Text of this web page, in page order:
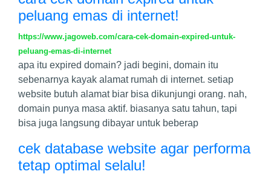
peluang emas di internet!
https://www.jagoweb.com/cara-cek-domain-expired-untuk-
peluang-emas-di-internet
apa itu expired domain? jadi begini, domain itu
sebenarnya kayak alamat rumah di internet. setiap
website butuh alamat biar bisa dikunjungi orang. nah,
domain punya masa aktif. biasanya satu tahun, tapi
bisa juga langsung dibayar untuk beberap
cek database website agar performa
tetap optimal selalu!